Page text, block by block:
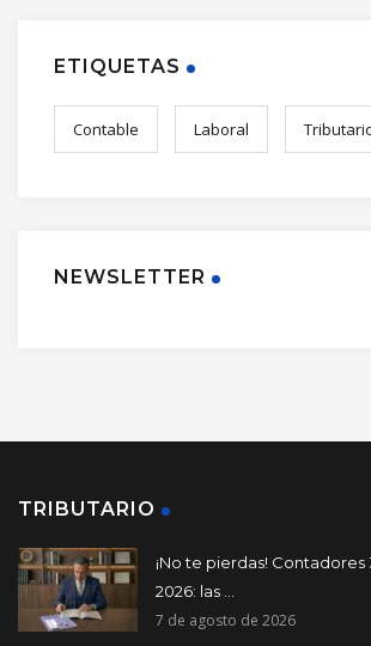
ETIQUETAS
Contable Laboral
NEWSLETTER
TRIBUTARIO
¡No te pierdas! Contadores
2026: las ...
7 de agosto de 2026